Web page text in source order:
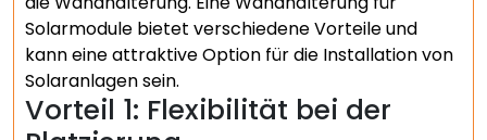
Solarmodule bietet verschiedene Vorteile und
kann eine attraktive Option für die Installation von
Solaranlagen sein.
Vorteil 1: Flexibilität bei der